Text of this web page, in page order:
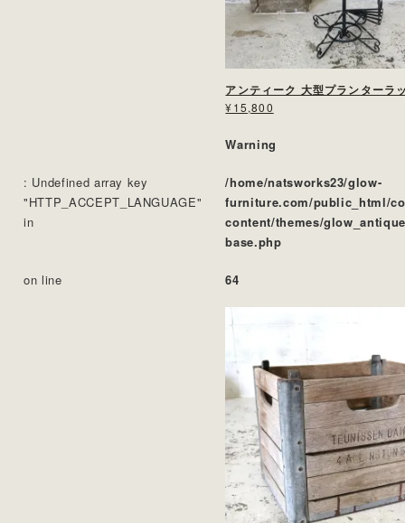
アンティーク 大型プランターラ
¥15,800
Warning
: Undefined array key
"HTTP_ACCEPT_LANGUAGE"
in
/home/natsworks23/glow-
furniture.com/public_html/
content/themes/
base.php
on line 64